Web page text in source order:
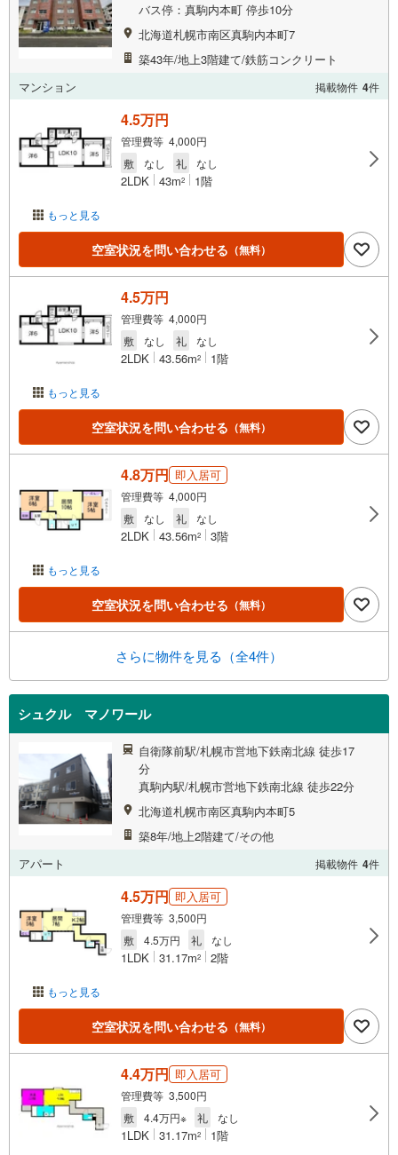
バス停：真駒内本町 停歩10分
北海道札幌市南区真駒内本町7
築43年/地上3階建て/鉄筋コンクリート
マンション
掲載物件 4件
もっと見る
4.5万円
管理費等 4,000円
敷
なし 礼 なし
2LDK 43m2 1階
空室状況を問い合わせる （無料）
もっと見る
4.5万円
管理費等 4,000円
敷
なし 礼 なし
2LDK 43.56m2 1階
空室状況を問い合わせる （無料）
もっと見る
4.8万円 即入居可
管理費等 4,000円
敷
なし 礼 なし
2LDK 43.56m2 3階
空室状況を問い合わせる （無料）
さらに物件を見る（全4件）
シュクル マノワール
自衛隊前駅/札幌市営地下鉄南北線 徒歩17
分
真駒内駅/札幌市営地下鉄南北線 徒歩22分
北海道札幌市南区真駒内本町5
築8年/地上2階建て/その他
アパート
掲載物件 4件
もっと見る
4.5万円 即入居可
管理費等 3,500円
敷
4.5万円 礼 なし
1LDK 31.17m2 2階
空室状況を問い合わせる （無料）
4.4万円 即入居可
管理費等 3,500円
敷
4.4万円※ 礼 なし
1LDK 31.17m2 1階